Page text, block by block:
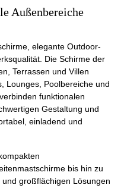
Außenbereiche
elegante Outdoor-
Die Schirme der
Terrassen und Villen
Lounges, Poolbereiche und
funktionalen
Gestaltung und
einladend und
bis hin zu
großflächigen Lösungen